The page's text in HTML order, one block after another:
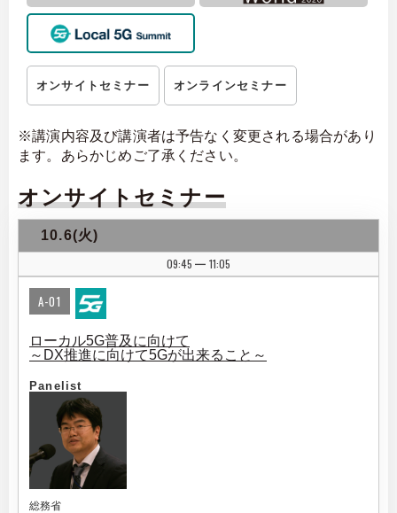
オンサイトセミナー オンラインセミナー
※講演内容及び講演者は予告なく変更される場合があり
ます。あらかじめご了承ください。
オンサイトセミナー
10.6(火)
09:45
| 11:05
A-01
ローカル5G普及に向けて
～DX推進に向けて5Gが出来ること～
Panelist
総務省